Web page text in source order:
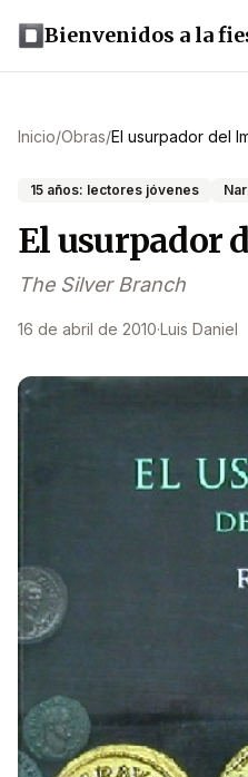
Bienvenidos a la
Inicio/Obras/El usurpador del
15 años: lectores jóvenes
El usurpador
The Silver Branch
16 de abril de 2010·Luis Daniel